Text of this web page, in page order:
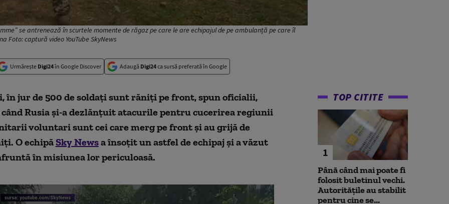
se antrenează în scurtele momente de răgaz pe care le are echipajul de pe ambulanță pe care îl
Foto: captură video YouTube SkyNews
Urmărește Digi24în Google Discover Adaugă Digi24ca sursă preferată în Google
în jur de 500 de soldați sunt răniți pe front, spun oficialii,
când Rusia și-a dezlănțuit atacurile pentru cucerirea regiunii
voluntari sunt cei care merg pe front și au grijă de
O echipăSky Newsa însoțit un astfel de echipaj și a văzut
în misiunea lor periculoasă.
TOP CITITE
1
Până când mai poate fi
folosit buletinul vechi.
Autoritățile au stabilit
pentru cine se...